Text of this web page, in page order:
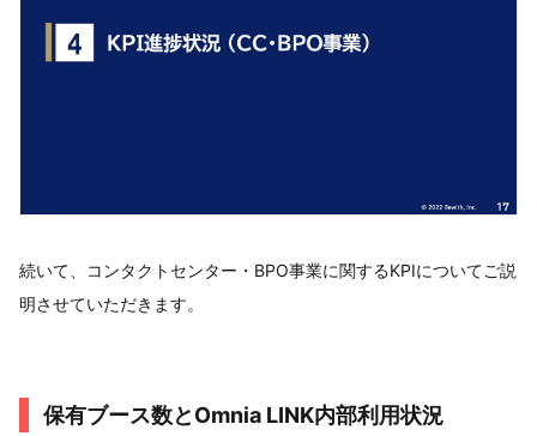
続いて、コンタクトセンター・BPO事業に関するKPIについてご説
明させていただきます。
保有ブース数とOmnia LINK内部利用状況